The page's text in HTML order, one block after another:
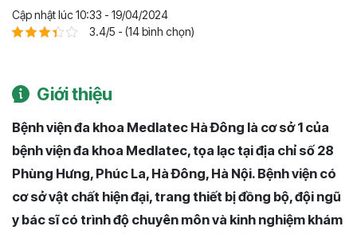
Cập nhật lúc 10:33 - 19/04/2024
3.4/5 - (14 bình chọn)
Giới thiệu
Bệnh viện đa khoa Medlatec Hà Đông là cơ sở 1 của
bệnh viện đa khoa Medlatec, tọa lạc tại địa chỉ số 28
Phùng Hưng, Phúc La, Hà Đông, Hà Nội. Bệnh viện có
cơ sở vật chất hiện đại, trang thiết bị đồng bộ, đội ngũ
y bác sĩ có trình độ chuyên môn và kinh nghiệm khám